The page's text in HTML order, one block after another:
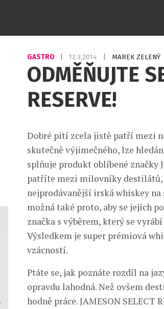
GASTRO 12.3.2014 MAREK ZELENÝ
ODMĚŇUJTE
RESERVE!
Dobré pití zcela jistě patří mezi
skutečně výjimečného, lze
splňuje produkt oblíbené značky
patříte mezi milovníky destilátů,
nejprodávanější irská whiskey na
možná také proto, aby se jejich
značka s výběrem, který se
Výsledkem je super prémiová
vzácností.
Ptáte se, jak poznáte rozdíl na
opravdu lahodná. Než ovšem
hodně práce. JAMESON SELECT